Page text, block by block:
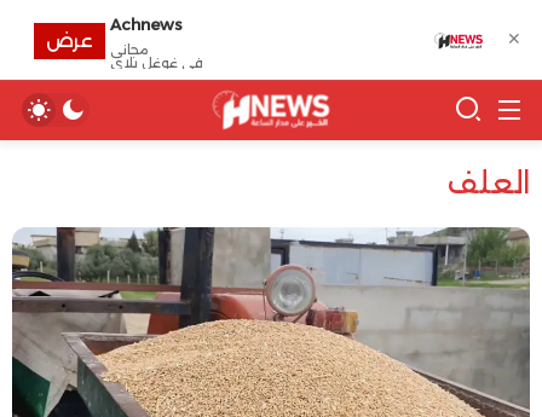
العلف
✕
Achnews
مجانى
في غوغل بلاي
عرض